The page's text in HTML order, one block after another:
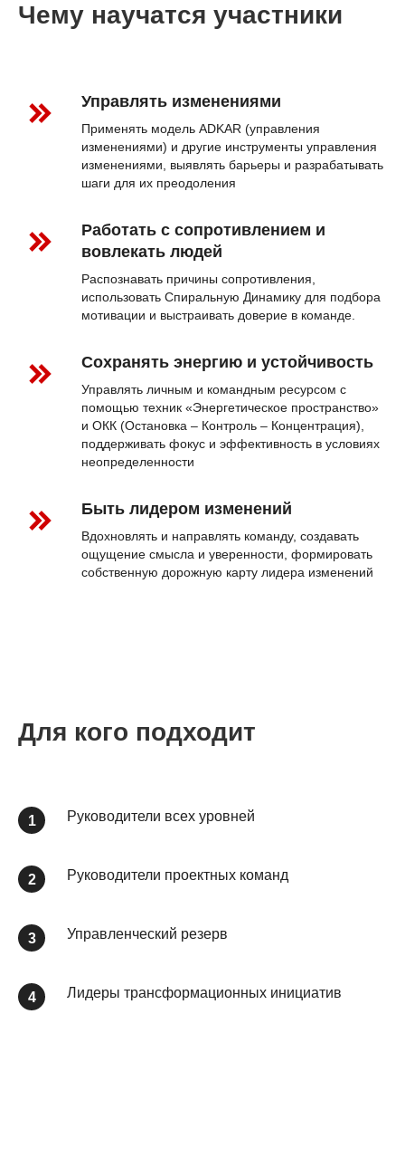
Чему научатся участники
Управлять изменениями
Применять модель ADKAR (управления
изменениями) и другие инструменты управления
изменениями, выявлять барьеры и разрабатывать
шаги для их преодоления
Работать с сопротивлением и
вовлекать людей
Распознавать причины сопротивления,
использовать Спиральную Динамику для подбора
мотивации и выстраивать доверие в команде.
Сохранять энергию и устойчивость
Управлять личным и командным ресурсом с
помощью техник «Энергетическое пространство»
и ОКК (Остановка – Контроль – Концентрация),
поддерживать фокус и эффективность в условиях
неопределенности
Быть лидером изменений
Вдохновлять и направлять команду, создавать
ощущение смысла и уверенности, формировать
собственную дорожную карту лидера изменений
Для кого подходит
Руководители всех уровней
Руководители проектных команд
Управленческий резерв
Лидеры трансформационных инициатив